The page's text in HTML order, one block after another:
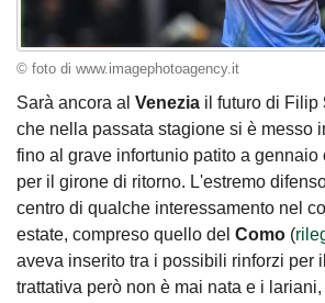
© foto di www.imagephotoagency.it
Sarà ancora al Venezia il futuro di Filip
che nella passata stagione si è messo
fino al grave infortunio patito a gennaio
per il girone di ritorno. L'estremo
centro di qualche interessamento nel
estate, compreso quello del Como (
aveva inserito tra i possibili rinforzi per
trattativa però non è mai nata e i